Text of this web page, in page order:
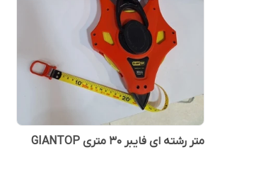
متر رشته ای فایبر 30 متری GIANTOP